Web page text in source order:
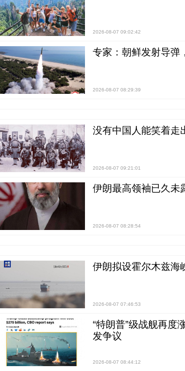
2026-08-07 09:02:42
专家：朝鲜发射导弹
2026-08-07 08:29:39
没有中国人能笑着走
2026-08-07 09:21:01
伊朗最高领袖已久未
2026-08-07 08:28:54
伊朗拟设霍尔木兹海
2026-08-07 07:46:53
“特朗普”级战舰再度
发争议
2026-08-07 08:44:12